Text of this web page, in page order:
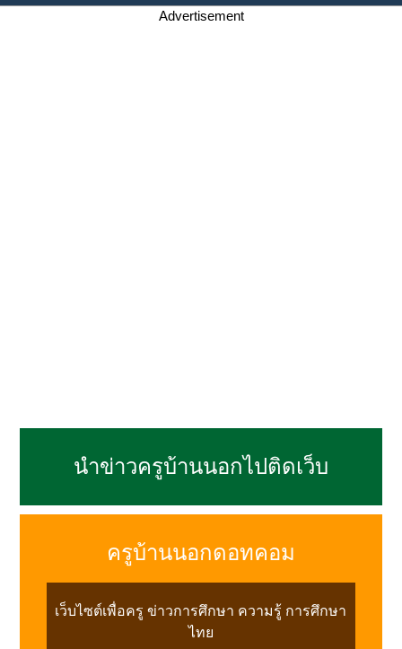
Advertisement
นำข่าวครูบ้านนอกไปติดเว็บ
ครูบ้านนอกดอทคอม
เว็บไซต์เพื่อครู ข่าวการศึกษา ความรู้ การศึกษา
ไทย